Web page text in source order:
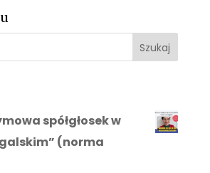
spółgłosek w
(norma